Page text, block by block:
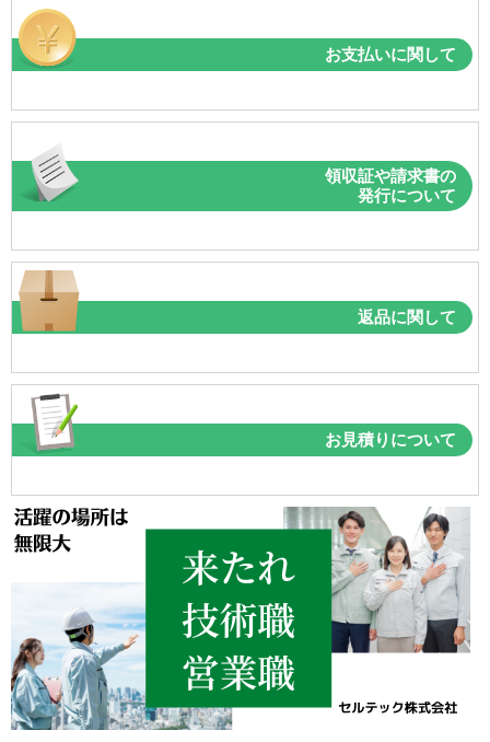
お支払いに関して
領収証や請求書の
発行について
返品に関して
お見積りについて